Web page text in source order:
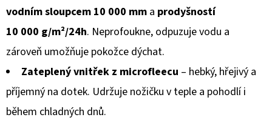
vodním sloupcem 10 000 mm a prodyšností
10 000 g/m²/24h. Neprofoukne, odpuzuje vodu a
zároveň umožňuje pokožce dýchat.
Zateplený vnitřek z microfleecu – hebký, hřejivý a
příjemný na dotek. Udržuje nožičku v teple a pohodlí i
během chladných dnů.